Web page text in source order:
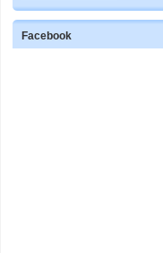
Facebook